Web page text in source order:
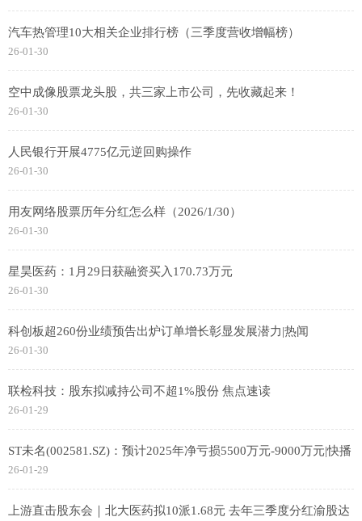
汽车热管理10大相关企业排行榜（三季度营收增幅榜）
26-01-30
空中成像股票龙头股，共三家上市公司，先收藏起来！
26-01-30
人民银行开展4775亿元逆回购操作
26-01-30
用友网络股票历年分红怎么样（2026/1/30）
26-01-30
星昊医药：1月29日获融资买入170.73万元
26-01-30
科创板超260份业绩预告出炉订单增长彰显发展潜力|热闻
26-01-30
联检科技：股东拟减持公司不超1%股份 焦点速读
26-01-29
ST未名(002581.SZ)：预计2025年净亏损5500万元-9000万元|快播
26-01-29
上游直击股东会｜北大医药拟10派1.68元 去年三季度分红渝股达